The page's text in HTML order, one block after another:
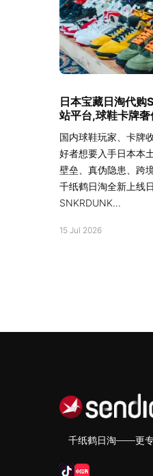
日本宝藏日淘代购
站平台,球鞋卡牌
国内球鞋玩家、卡牌
好者想要入手日本本
壁垒、真伪隐患、跨
千纸鹤日淘全新上线
SNKRDUNK...
15 Jul 2026
千纸鹤日淘——更